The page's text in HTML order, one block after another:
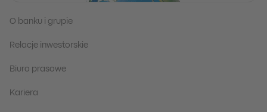
O banku i grupie
Relacje inwestorskie
Biuro prasowe
Kariera